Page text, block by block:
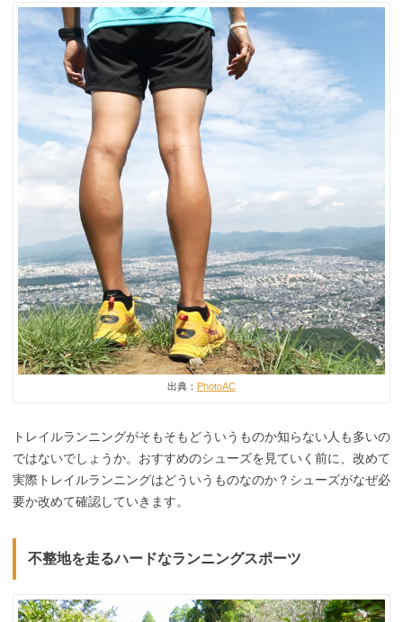
出典： PhotoAC
トレイルランニングがそもそもどういうものか知らない人も多いの
ではないでしょうか。おすすめのシューズを見ていく前に、改めて
実際トレイルランニングはどういうものなのか？シューズがなぜ必
要か改めて確認していきます。
不整地を走るハードなランニングスポーツ